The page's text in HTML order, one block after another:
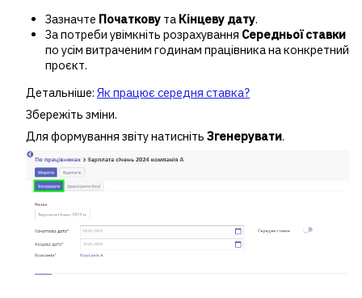
Зазначте Початкову та Кінцеву дату.
За потреби увімкніть розрахування Середньої ставки
по усім витраченим годинам працівника на конкретний
проєкт.
Детальніше: Як працює середня ставка?
Збережіть зміни.
Для формування звіту натисніть Згенерувати.